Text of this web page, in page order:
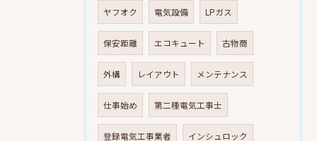
ヤフオク 電気設備 LPガス
保安距離 エコキュート 古物商
外構 レイアウト メンテナンス
仕事始め 第二種電気工事士
登録電気工事業者 インシュロック